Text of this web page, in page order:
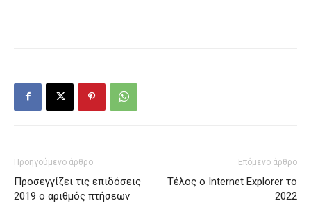
Προηγούμενο άρθρο
Προσεγγίζει τις επιδόσεις
2019 ο αριθμός πτήσεων
Επόμενο άρθρο
Τέλος ο Internet Explorer το
2022